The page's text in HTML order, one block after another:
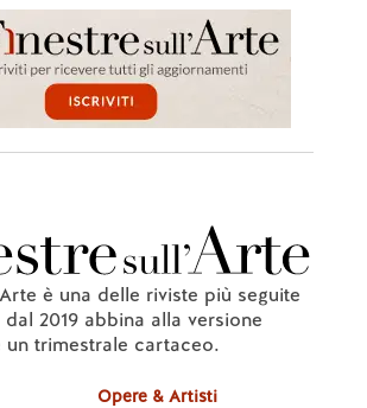
è una delle riviste più seguite
2019 abbina alla versione
un trimestrale cartaceo.
Opere & Artisti